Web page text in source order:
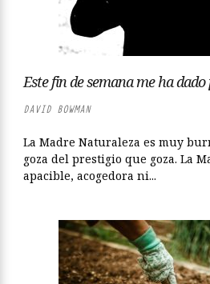
Este fin de semana me ha
DAVID BOWMAN
La Madre Naturaleza es muy
goza del prestigio que goza. La
apacible, acogedora ni...